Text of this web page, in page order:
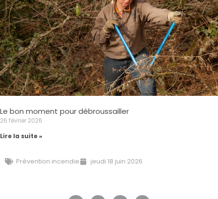
Le bon moment pour débroussailler
26 février 2026
Lire la suite »
Prévention incendie jeudi 18 juin 2026